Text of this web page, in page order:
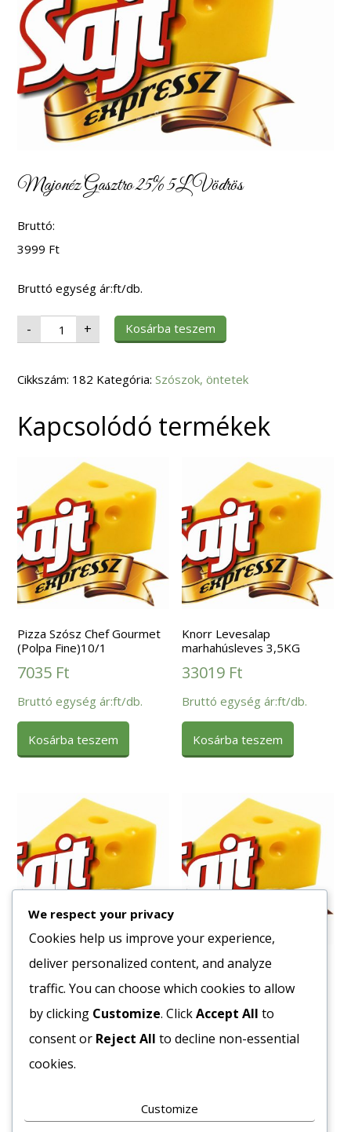
Majonéz Gasztro 25% 5L Vödrös
Bruttó:
3999 Ft
Bruttó egység ár:ft/db.
- Majonéz
Gasztro
25%
mennyiség
+ Kosárba teszem
Cikkszám: 182 Kategória:Szószok, öntetek
Kapcsolódó termékek
Pizza Szósz Chef Gourmet
(Polpa Fine)10/1
7035 Ft
Bruttó egység ár:ft/db.
Kosárba teszem
Knorr Levesalap
marhahúsleves 3,5KG
33019 Ft
Bruttó egység ár:ft/db.
Kosárba teszem
Ketchup Gasztro 5L Vödrös
2793Ft
Bruttó egység ár:ft/db.
Kosárba teszem
Olasz Balzsamecet Krém
500ml
2056Ft
Bruttó egység ár:ft/db.
We respect your privacy
Cookies help us improve your experience,
deliver personalized content, and analyze
traffic. You can choose which cookies to allow
by clicking Customize. ClickAccept All to
consent or Reject All to decline non-essential
cookies.
Customize